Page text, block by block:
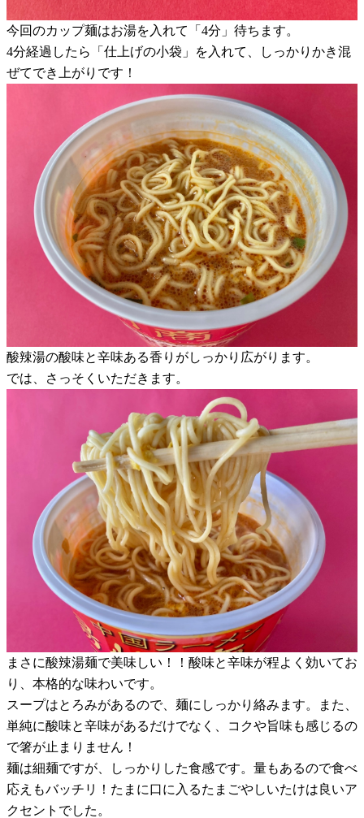
今回のカップ麺はお湯を入れて「4分」待ちます。
4分経過したら「仕上げの小袋」を入れて、しっかりかき混
ぜてでき上がりです！
酸辣湯の酸味と辛味ある香りがしっかり広がります。
では、さっそくいただきます。
まさに酸辣湯麺で美味しい！！酸味と辛味が程よく効いてお
り、本格的な味わいです。
スープはとろみがあるので、麺にしっかり絡みます。また、
単純に酸味と辛味があるだけでなく、コクや旨味も感じるの
で箸が止まりません！
麺は細麺ですが、しっかりした食感です。量もあるので食べ
応えもバッチリ！たまに口に入るたまごやしいたけは良いア
クセントでした。